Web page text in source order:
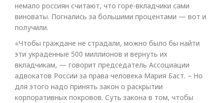
немало россиян считают, что горе-вкладчики сами
виноваты. Погнались за большими процентами — вот и
получили.
«Чтобы граждане не страдали, можно было бы найти
эти украденные 500 миллионов и вернуть их
вкладчикам, — говорит председатель Ассоциации
адвокатов России за права человека Мария Баст. – Но
для этого надо принять закон о раскрытии
корпоративных покровов. Суть закона в том, чтобы